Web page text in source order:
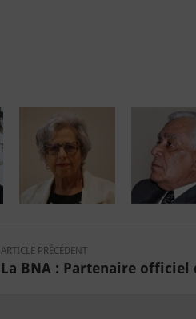
ARTICLE PRÉCÉDENT
La BNA : Partenaire